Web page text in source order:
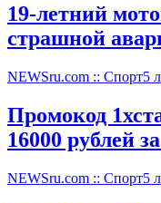
19-летний
страшной
NEWSru.com :: Спорт5
Промокод
16000 рублей
NEWSru.com :: Спорт5